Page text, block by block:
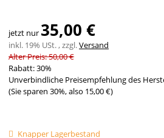
jetzt nur 35,00 €
inkl. 19% USt. , zzgl.Versand
Alter Preis: 50,00 €
Rabatt:30%
Unverbindliche Preisempfehlung des
(Sie sparen 30%, also 15,00 €)
Knapper Lagerbestand